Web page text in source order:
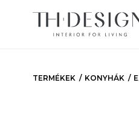
TERMÉKEK KONYHÁK